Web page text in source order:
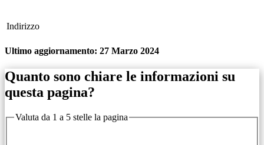
Indirizzo
Ultimo aggiornamento: 27 Marzo 2024
Quanto sono chiare le informazioni su
questa pagina?
Valuta da 1 a 5 stelle la pagina